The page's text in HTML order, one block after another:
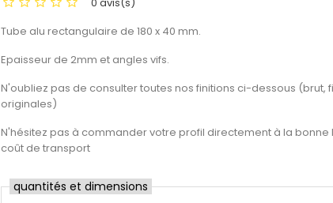
0 avis(s)
Tube alu rectangulaire de 180 x 40 mm.
Epaisseur de 2mm et angles vifs.
N'oubliez pas de consulter toutes nos finitions ci-dessous (brut,
originales)
N'hésitez pas à commander votre profil directement à la
coût de transport
quantités et dimensions